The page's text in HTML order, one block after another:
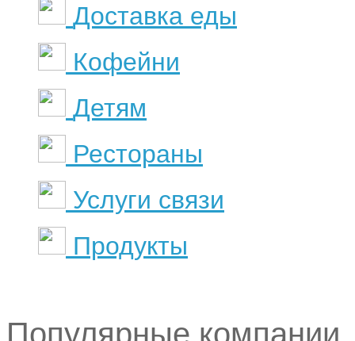
Доставка еды
Кофейни
Детям
Рестораны
Услуги связи
Продукты
Популярные компании